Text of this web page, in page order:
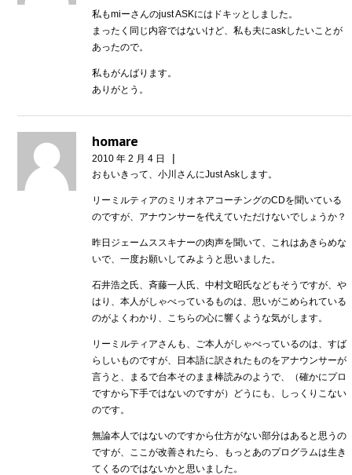
私もmiーさんのjust ASKにはドキッとしました。
まったく同じ内容ではないけど、私も夫にaskしたいことが
あったので。
私もがんばります。
ありがとう。
homare
2010 年 2 月 4 日 |
おもいきって、小川さんにJust Askします。
リーミルティアのミリオネアコーチングのCDを聞いている
のですが、アナウンサーを代えていただけないでしょうか？
昨日ジェームススキナーの肉声を聞いて、これはあきらめな
いで、一度お願いしてみようと思いました。
石井浩之氏、斉藤一人氏、中村文昭氏などもそうですが、や
はり、本人がしゃべっているものは、思いがこめられている
のがよくわかり、こちらの心に響くような気がします。
リーミルティアさんも、ご本人がしゃべっているのは、すば
らしいものですが、日本語に訳されたものをアナウンサーが
言うと、まるで台本そのまま棒読みのようで、（確かにプロ
ですから下手ではないのですが）どうにも、しっくりこない
のです。
無論本人ではないのですから仕方がない部分はあると思うの
ですが、ここが改善されたら、もっとあのプログラムは生き
てくるのではないかと思いました。